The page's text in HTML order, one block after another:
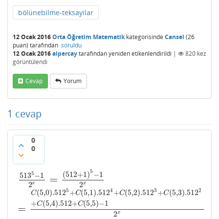
bölünebilme-teksayilar
12 Ocak 2016Orta Öğretim Matematikkategorisinde Cansel (26
puan) tarafından soruldu
12 Ocak 2016alpercaytarafındanyeniden etikenlendirildi | 820 kez
görüntülendi
Cevap Yorum
1 cevap
0
0
5135−1
2x = (512+1 )5 −1
2x
5135−1 2x= (512+1)5−1
=
C(5,0).5125 +C(5,1).5124+C(5,2).5123 +C(5,3).5122
+C(5,4).512+C(5,5)−1
2x
=C 5,0).5125+C(5,1).5124+C(5,2).5123+C(5,3).512